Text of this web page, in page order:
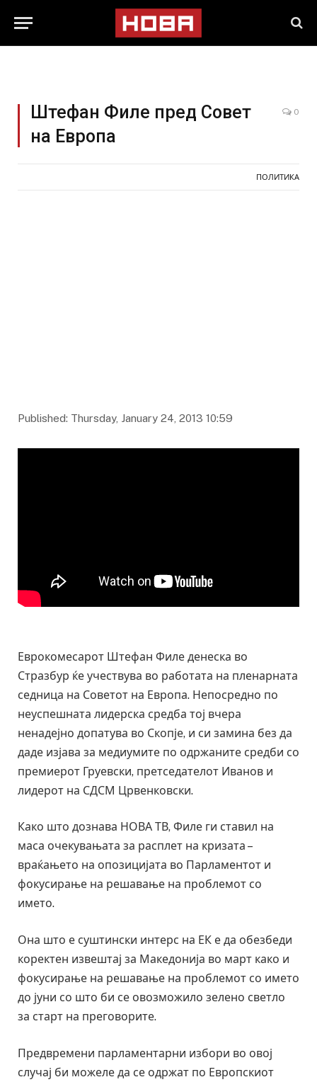
Штефан Филе пред Совет
на Европа
0
ПОЛИТИКА
Published: Thursday, January 24, 2013 10:59
Еврокомесарот Штефан Филе денеска во
Стразбур ќе учествува во работата на пленарната
седница на Советот на Европа. Непосредно по
неуспешната лидерска средба тој вчера
ненадејно допатува во Скопје, и си замина без да
даде изјава за медиумите по одржаните средби со
премиерот Груевски, претседателот Иванов и
лидерот на СДСМ Црвенковски.
Како што дознава НОВА ТВ, Филе ги ставил на
маса очекувањата за расплет на кризата –
враќањето на опозицијата во Парламентот и
фокусирање на решавање на проблемот со
името.
Она што е суштински интерс на ЕК е да обезбеди
коректен извештај за Македонија во март како и
фокусирање на решавање на проблемот со името
до јуни со што би се овозможило зелено светло
за старт на преговорите.
Предвремени парламентарни избори во овој
случај би можеле да се одржат по Европскиот